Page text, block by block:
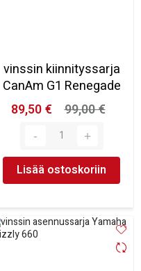
vinssin kiinnityssarja
CanAm G1 Renegade
89,50 €
99,00 €
Lisää ostoskoriin